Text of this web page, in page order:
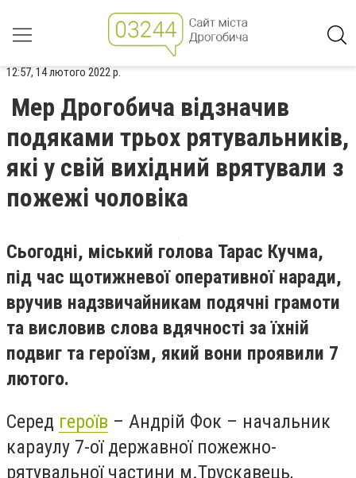
12:57, 14 лютого 2022 р.
Мер Дрогобича відзначив
подяками трьох рятувальників,
які у свій вихідний врятували з
пожежі чоловіка
Сьогодні, міський голова Тарас Кучма,
під час щотижневої оперативної наради,
вручив надзвичайникам подячні грамоти
та висловив слова вдячності за їхній
подвиг та героїзм, який вони проявили 7
лютого.
Серед героїв – Андрій Фок – начальник
караулу 7-ої державної пожежно-
рятувальної частини м.Трускавець,